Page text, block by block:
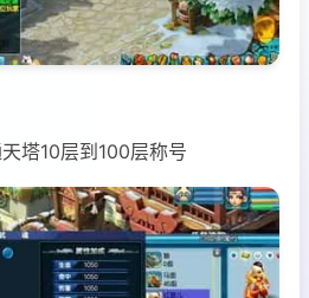
塔10层到100层称号